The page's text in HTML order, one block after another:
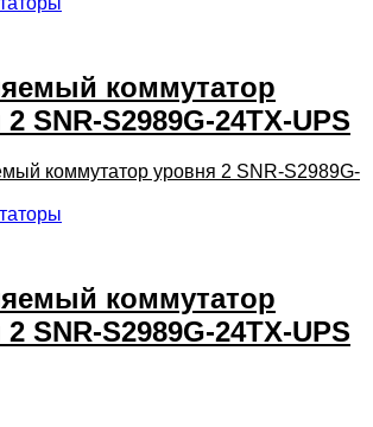
коммутатор
SNR-S2989G-24TX-UPS
коммутатор
SNR-S2989G-24TX-UPS